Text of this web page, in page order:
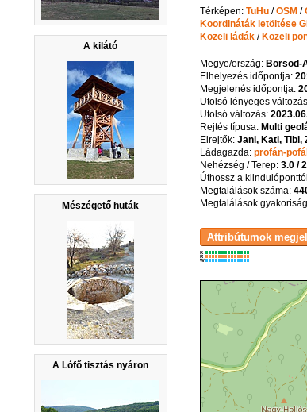
A kilátó
Mészégető huták
A Lófő tisztás nyáron
Térképen: TuHu/OSM/
Koordináták letöltése
Közeli ládák/Közeli
Megye/ország: Borsod-
Elhelyezés időpontja:
Megjelenés időpontja:
Utolsó lényeges
Utolsó változás:
Rejtés típusa: Multi
Elrejtők: Jani, Kati, Tibi,
Ládagazda: profán-
Nehézség / Terep: 3.0 /
Úthossz a
Megtalálások száma:
Megtalálások
K
R
W